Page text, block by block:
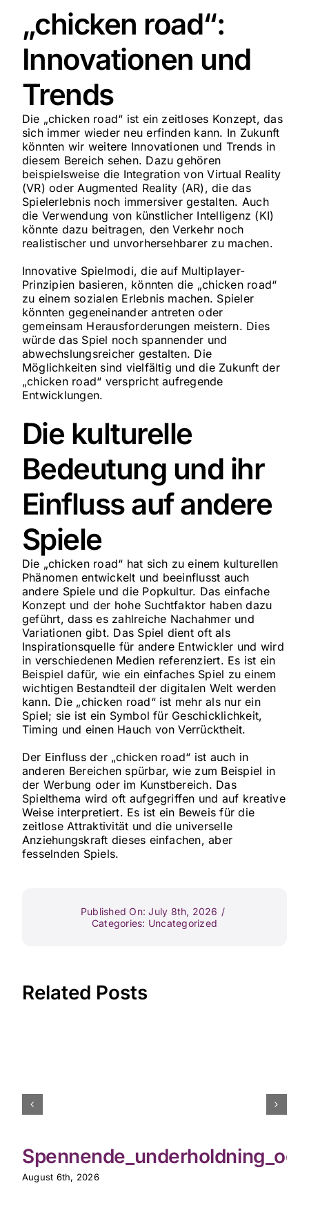
„chicken road“:
Innovationen und
Trends
Die „chicken road“ ist ein zeitloses Konzept, das
sich immer wieder neu erfinden kann. In Zukunft
könnten wir weitere Innovationen und Trends in
diesem Bereich sehen. Dazu gehören
beispielsweise die Integration von Virtual Reality
(VR) oder Augmented Reality (AR), die das
Spielerlebnis noch immersiver gestalten. Auch
die Verwendung von künstlicher Intelligenz (KI)
könnte dazu beitragen, den Verkehr noch
realistischer und unvorhersehbarer zu machen.
Innovative Spielmodi, die auf Multiplayer-
Prinzipien basieren, könnten die „chicken road“
zu einem sozialen Erlebnis machen. Spieler
könnten gegeneinander antreten oder
gemeinsam Herausforderungen meistern. Dies
würde das Spiel noch spannender und
abwechslungsreicher gestalten. Die
Möglichkeiten sind vielfältig und die Zukunft der
„chicken road“ verspricht aufregende
Entwicklungen.
Die kulturelle
Bedeutung und ihr
Einfluss auf andere
Spiele
Die „chicken road“ hat sich zu einem kulturellen
Phänomen entwickelt und beeinflusst auch
andere Spiele und die Popkultur. Das einfache
Konzept und der hohe Suchtfaktor haben dazu
geführt, dass es zahlreiche Nachahmer und
Variationen gibt. Das Spiel dient oft als
Inspirationsquelle für andere Entwickler und wird
in verschiedenen Medien referenziert. Es ist ein
Beispiel dafür, wie ein einfaches Spiel zu einem
wichtigen Bestandteil der digitalen Welt werden
kann. Die „chicken road“ ist mehr als nur ein
Spiel; sie ist ein Symbol für Geschicklichkeit,
Timing und einen Hauch von Verrücktheit.
Der Einfluss der „chicken road“ ist auch in
anderen Bereichen spürbar, wie zum Beispiel in
der Werbung oder im Kunstbereich. Das
Spielthema wird oft aufgegriffen und auf kreative
Weise interpretiert. Es ist ein Beweis für die
zeitlose Attraktivität und die universelle
Anziehungskraft dieses einfachen, aber
fesselnden Spiels.
Published On: July 8th, 2026 /
Categories: Uncategorized
Related Posts
August 6th, 2026